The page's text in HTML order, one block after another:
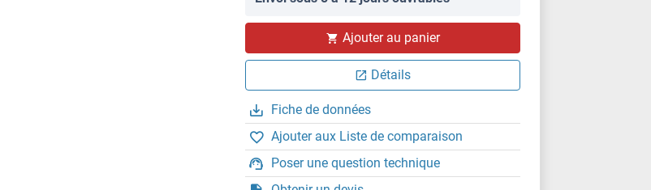
Ajouter au panier
Détails
Fiche de données
Ajouter aux Liste de comparaison
Poser une question technique